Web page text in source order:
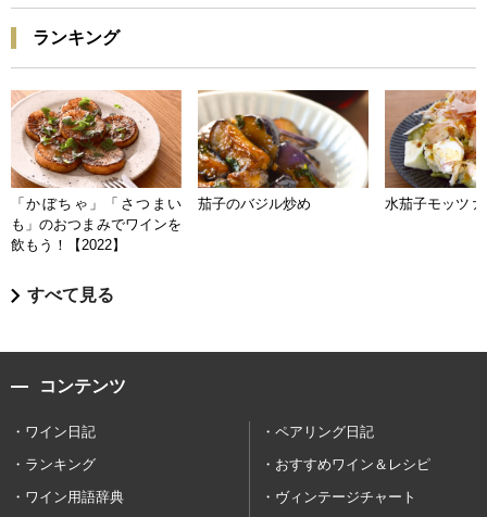
ランキング
「かぼちゃ」「さつまい
も」のおつまみでワインを
飲もう！【2022】
茄子のバジル炒め 水茄子モッツァ
すべて見る
コンテンツ
ワイン日記
ペアリング日記
ランキング
おすすめワイン＆レシピ
ワイン用語辞典
ヴィンテージチャート